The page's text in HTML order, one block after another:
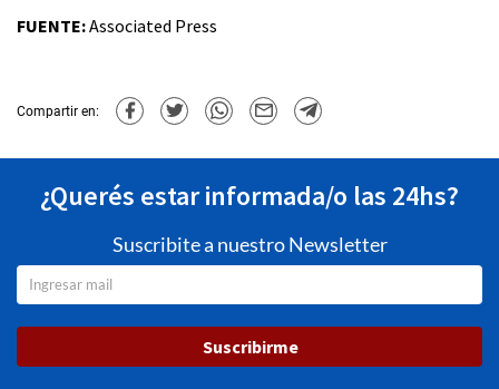
FUENTE:Associated Press
Compartir en:
¿Querés estar informada/o las 24hs?
Suscribite a nuestro Newsletter
Suscribirme